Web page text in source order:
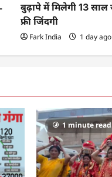
बुढ़ापे में मिलेगी 13 साल
फ्री जिंदगी
Fark India 1 day ago
1 minute read